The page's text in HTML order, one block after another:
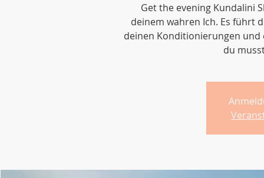
Get the evening Kundalini
deinem wahren Ich. Es führt
deinen Konditionierungen und
du